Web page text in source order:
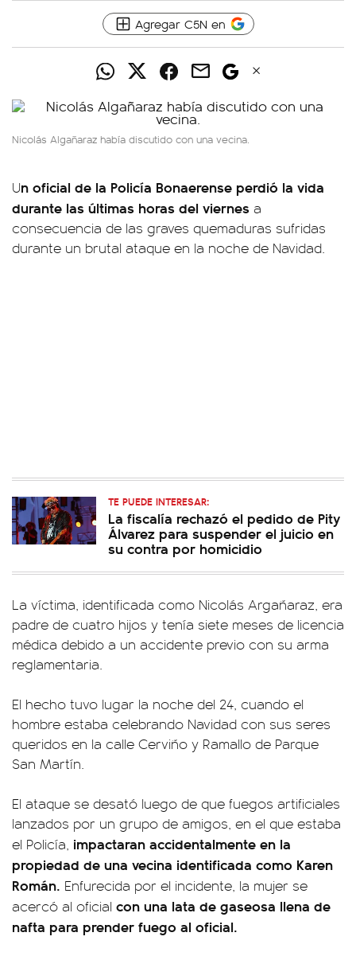
Agregar C5N en
Nicolás Algañaraz había discutido con una vecina.
Un oficial de la Policía Bonaerense perdió la vida
durante las últimas horas del viernes a
consecuencia de las graves quemaduras sufridas
durante un brutal ataque en la noche de Navidad.
TE PUEDE INTERESAR:
La fiscalía rechazó el pedido de Pity
Álvarez para suspender el juicio en
su contra por homicidio
La víctima, identificada como Nicolás Argañaraz, era
padre de cuatro hijos y tenía siete meses de licencia
médica debido a un accidente previo con su arma
reglamentaria.
El hecho tuvo lugar la noche del 24, cuando el
hombre estaba celebrando Navidad con sus seres
queridos en la calle Cerviño y Ramallo de Parque
San Martín.
El ataque se desató luego de que fuegos artificiales
lanzados por un grupo de amigos, en el que estaba
el Policía, impactaran accidentalmente en la
propiedad de una vecina identificada como Karen
Román. Enfurecida por el incidente, la mujer se
acercó al oficial con una lata de gaseosa llena de
nafta para prender fuego al oficial.